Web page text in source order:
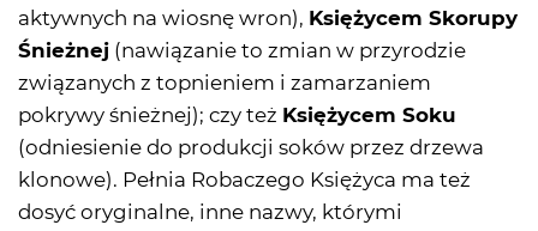
aktywnych na wiosnę wron), Księżycem Skorupy
Śnieżnej (nawiązanie to zmian w przyrodzie
związanych z topnieniem i zamarzaniem
pokrywy śnieżnej); czy też Księżycem Soku
(odniesienie do produkcji soków przez drzewa
klonowe). Pełnia Robaczego Księżyca ma też
dosyć oryginalne, inne nazwy, którymi